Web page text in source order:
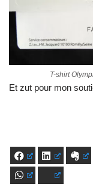
T-shirt
Et zut pour mon
FacebookLinkedIn
WhatsAppBluesky